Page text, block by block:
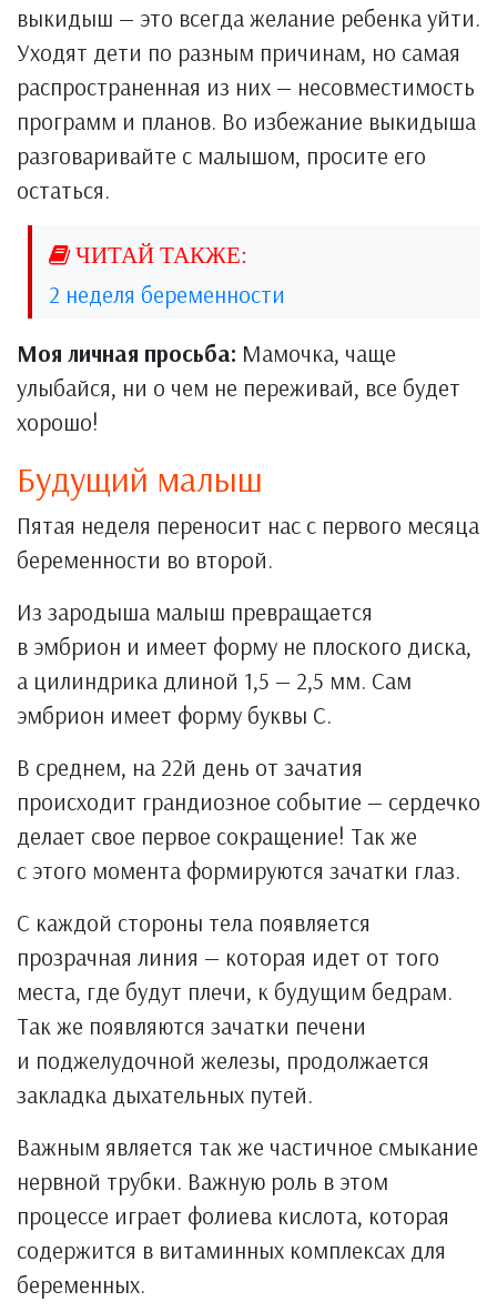
выкидыш — это всегда желание ребенка уйти.
Уходят дети по разным причинам, но самая
распространенная из них — несовместимость
программ и планов. Во избежание выкидыша
разговаривайте с малышом, просите его
остаться.
2 неделя беременности
Моя личная просьба: Мамочка, чаще
улыбайся, ни о чем не переживай, все будет
хорошо!
Будущий малыш
Пятая неделя переносит нас с первого месяца
беременности во второй.
Из зародыша малыш превращается
в эмбрион и имеет форму не плоского диска,
а цилиндрика длиной 1,5 — 2,5 мм. Сам
эмбрион имеет форму буквы С.
В среднем, на 22й день от зачатия
происходит грандиозное событие — сердечко
делает свое первое сокращение! Так же
с этого момента формируются зачатки глаз.
С каждой стороны тела появляется
прозрачная линия — которая идет от того
места, где будут плечи, к будущим бедрам.
Так же появляются зачатки печени
и поджелудочной железы, продолжается
закладка дыхательных путей.
Важным является так же частичное смыкание
нервной трубки. Важную роль в этом
процессе играет фолиева кислота, которая
содержится в витаминных комплексах для
беременных.